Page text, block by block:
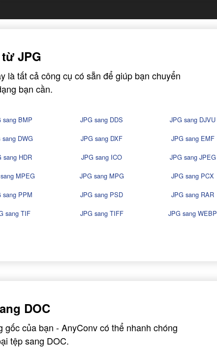
JPG
là tất cả công cụ có sẵn để giúp bạn chuyển
bạn cần.
sang BMP JPG sang DDS
JPG sang DJVU
sang DWG JPG sang DXF
JPG sang EMF
sang HDR JPG sang ICO
JPG sang JPEG
MPEG JPG sang MPG
JPG sang PCX
sang PPM JPG sang PSD
JPG sang RAR
sang TIF JPG sang TIFF
JPG sang WEBP
DOC
của bạn - AnyConv có thể nhanh chóng
tệp sang DOC.